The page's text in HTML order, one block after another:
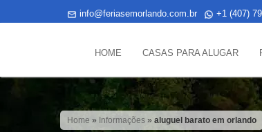
info@feriasemorlando.com.br +1 (407)
HOME CASAS PARA ALUGAR
Home » Informações »aluguel barato em orlando